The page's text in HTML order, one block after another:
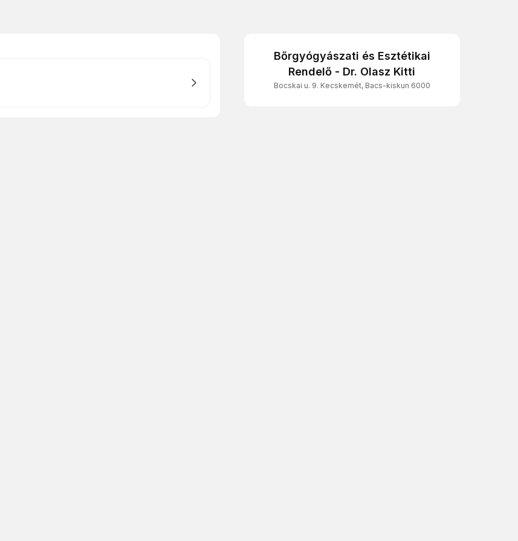
Bőrgyógyászati és Esztétikai
Rendelő - Dr. Olasz Kitti
Bocskai u. 9. Kecskemét, Bacs-kiskun 6000